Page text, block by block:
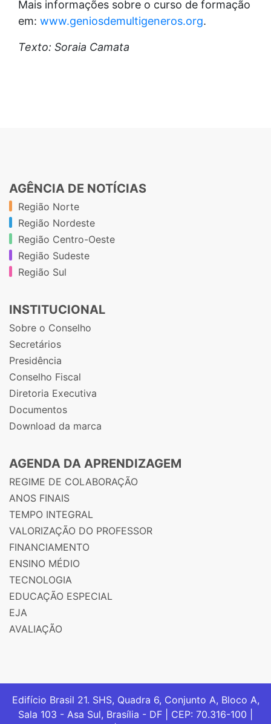
Mais informações sobre o curso de formação
em: www.geniosdemultigeneros.org.
Texto: Soraia Camata
AGÊNCIA DE NOTÍCIAS
Região Norte
Região Nordeste
Região Centro-Oeste
Região Sudeste
Região Sul
INSTITUCIONAL
Sobre o Conselho
Secretários
Presidência
Conselho Fiscal
Diretoria Executiva
Documentos
Download da marca
AGENDA DA APRENDIZAGEM
REGIME DE COLABORAÇÃO
ANOS FINAIS
TEMPO INTEGRAL
VALORIZAÇÃO DO PROFESSOR
FINANCIAMENTO
ENSINO MÉDIO
TECNOLOGIA
EDUCAÇÃO ESPECIAL
EJA
AVALIAÇÃO
Edifício Brasil 21. SHS, Quadra 6, Conjunto A, Bloco A,
Sala 103 - Asa Sul, Brasília - DF | CEP: 70.316-100 |